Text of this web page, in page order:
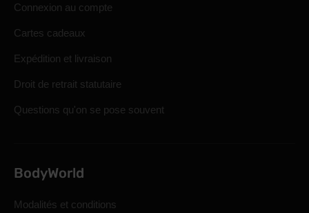
Connexion au compte
Cartes cadeaux
Expédition et livraison
Droit de retrait statutaire
Questions qu'on se pose souvent
BodyWorld
Modalités et conditions